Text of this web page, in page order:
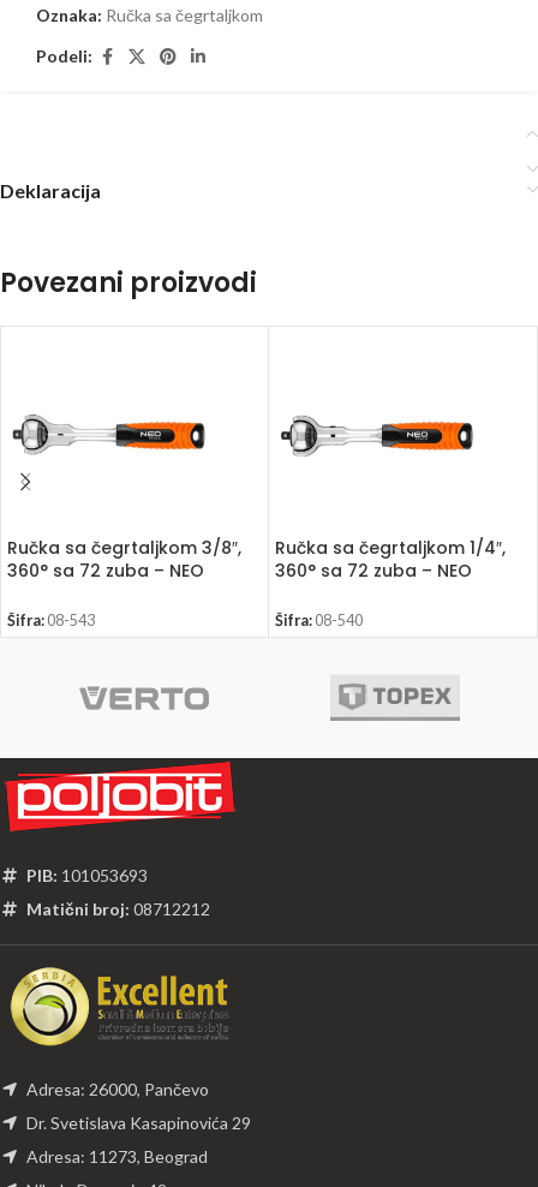
Oznaka: Ručka sa čegrtaljkom
Podeli:
Deklaracija
Povezani proizvodi
Ručka sa čegrtaljkom 3/8″,
360° sa 72 zuba – NEO
Šifra: 08-543
Ručka sa čegrtaljkom 1/4″,
360° sa 72 zuba – NEO
Šifra: 08-540
PIB: 101053693
Matični broj: 08712212
Adresa: 26000, Pančevo
Dr. Svetislava Kasapinovića 29
Adresa: 11273, Beograd